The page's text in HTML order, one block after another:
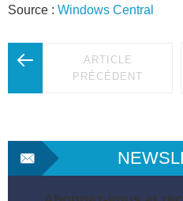
Source : Windows Central
ARTICLE
PRÉCÉDENT